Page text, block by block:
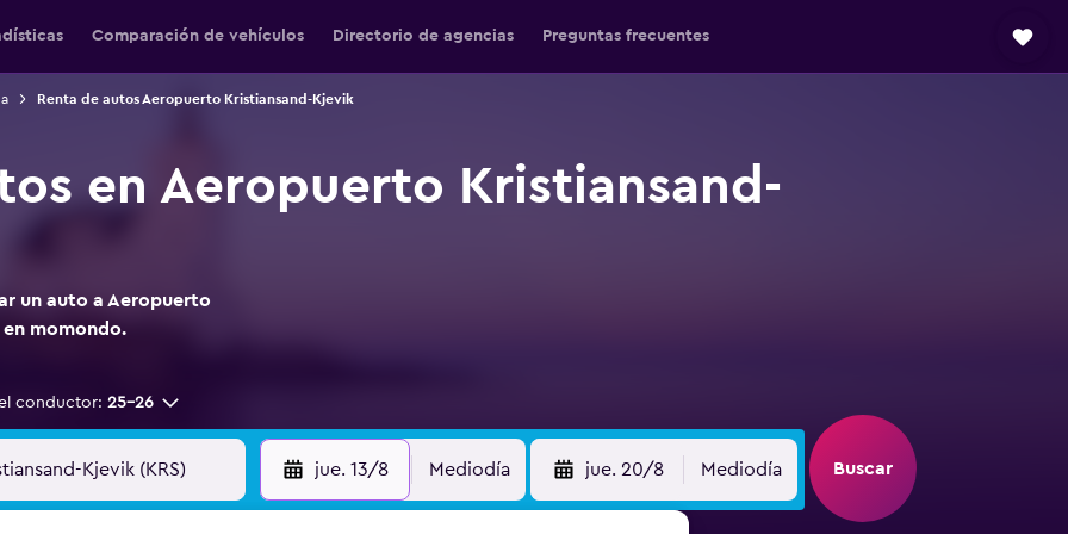
Comparación de vehículos Directorio de agencias Preguntas frecuentes
Renta de autos Aeropuerto Kristiansand-Kjevik
en Aeropuerto Kristiansand-
un auto a Aeropuerto
momondo.
conductor: 25-26
jue. 13/8 Mediodía jue. 20/8 Mediodía Buscar